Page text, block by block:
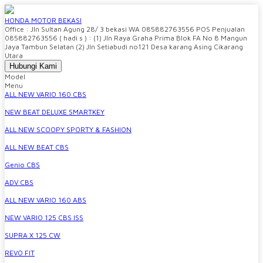
HONDA MOTOR BEKASI
Office : Jln Sultan Agung 28/ 3 bekasi WA 085882763556 POS Penjualan
085882763556 ( hadi s ) : (1) Jln Raya Graha Prima Blok FA No 8 Mangun
Jaya Tambun Selatan (2) Jln Setiabudi no121 Desa karang Asing Cikarang
Utara
Hubungi Kami
Model
Menu
ALL NEW VARIO 160 CBS
NEW BEAT DELUXE SMARTKEY
ALL NEW SCOOPY SPORTY & FASHION
ALL NEW BEAT CBS
Genio CBS
ADV CBS
ALL NEW VARIO 160 ABS
NEW VARIO 125 CBS ISS
SUPRA X 125 CW
REVO FIT